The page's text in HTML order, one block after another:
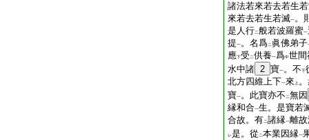
諸法若來若去若生
來若去若生若滅一。
是人行二般若波羅蜜一
提一。名爲二 眞佛弟子
應下受 二供養一爲中世間
水中諸 2 寶一。不下
北方四維上下一來 上
寶一。此寶亦不 二無因
縁和合一生。是寶若
合故。有二諸縁一離
レ是。從 二本業因縁一